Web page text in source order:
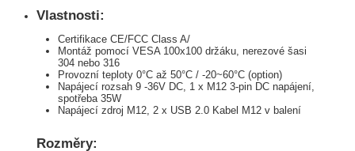
Vlastnosti:
Certifikace CE/FCC Class A/
Montáž pomocí VESA 100x100 držáku, nerezové šasi
304 nebo 316
Provozní teploty 0°C až 50°C / -20~60°C (option)
Napájecí rozsah 9 -36V DC, 1 x M12 3-pin DC napájení,
spotřeba 35W
Napájecí zdroj M12, 2 x USB 2.0 Kabel M12 v balení
Rozměry: